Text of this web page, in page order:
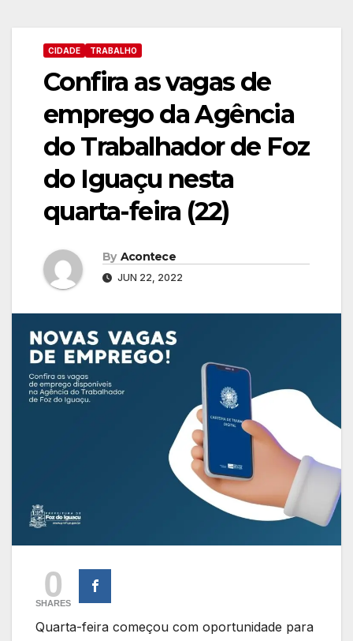
CIDADE TRABALHO
Confira as vagas de
emprego da Agência
do Trabalhador de Foz
do Iguaçu nesta
quarta-feira (22)
By Acontece
JUN 22, 2022
0
SHARES
Quarta-feira começou com oportunidade para